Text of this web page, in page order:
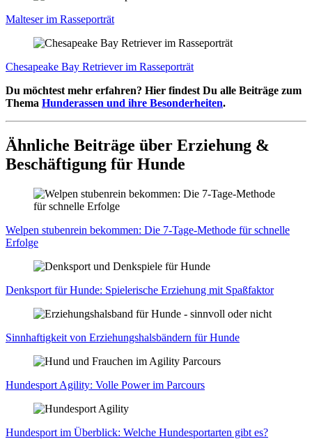
Mal­te­ser im Ras­se­por­trät
Che­s­apea­ke Bay Retrie­ver im Ras­se­por­trät
Du möchtest mehr erfahren? Hier findest Du alle Beiträge zum
Thema Hunderassen und ihre Besonderheiten.
Ähnliche Beiträge über Erziehung &
Beschäftigung für Hunde
Wel­pen stu­ben­rein bekom­men: Die 7‑Ta­ge-Metho­de für schnel­le
Erfol­ge
Denk­sport für Hun­de: Spie­le­ri­sche Erzie­hung mit Spaß­fak­tor
Sinn­haf­tig­keit von Erzie­hungs­hals­bän­dern für Hun­de
Hun­de­sport Agi­li­ty: Vol­le Power im Par­cours
Hun­de­sport im Über­blick: Wel­che Hun­de­sport­ar­ten gibt es?